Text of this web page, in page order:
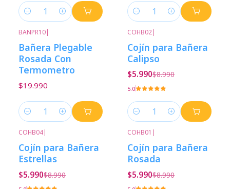
Cantidad Cantidad
BANPR10|
Bañera Plegable
Rosada Con
Termometro
$19.990
Cantidad
COHB02|
Cojín para Bañera
Calipso
$5.990$8.990
5.0
Cantidad
COHB04|
Cojín para Bañera
Estrellas
$5.990$8.990
COHB01 |
Cojín para Bañera
Rosada
$5.990$8.990